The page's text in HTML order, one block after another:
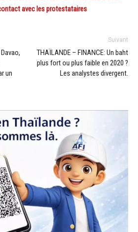
avec les protestataires
un
Suivant
THAÏLANDE – FINANCE: Un baht
plus fort ou plus faible en 2020 ?
Les analystes divergent.